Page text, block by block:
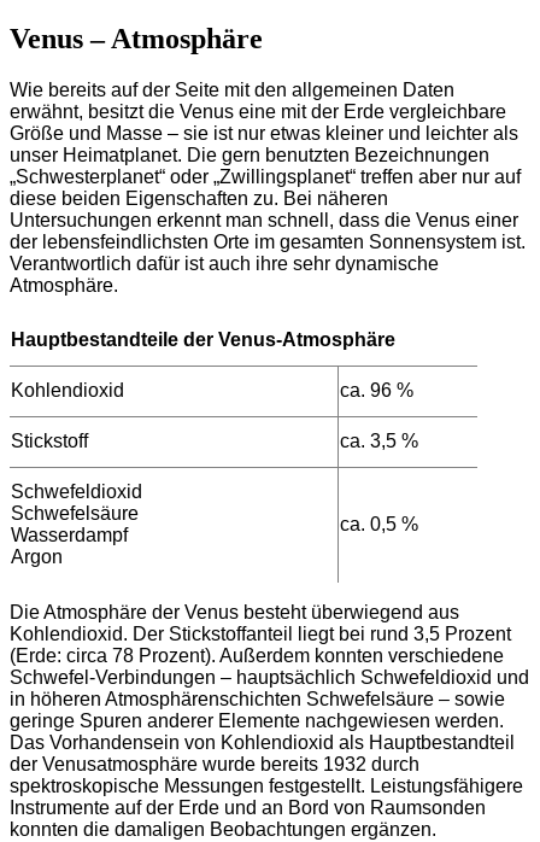
Venus – Atmosphäre
Wie bereits auf der Seite mit den allgemeinen Daten
erwähnt, besitzt die Venus eine mit der Erde vergleichbare
Größe und Masse – sie ist nur etwas kleiner und leichter als
unser Heimatplanet. Die gern benutzten Bezeichnungen
„Schwesterplanet“ oder „Zwillingsplanet“ treffen aber nur auf
diese beiden Eigenschaften zu. Bei näheren
Untersuchungen erkennt man schnell, dass die Venus einer
der lebensfeindlichsten Orte im gesamten Sonnensystem ist.
Verantwortlich dafür ist auch ihre sehr dynamische
Atmosphäre.
Hauptbestandteile der Venus-Atmosphäre
Kohlendioxid ca. 96 %
Stickstoff ca. 3,5 %
Schwefeldioxid
Schwefelsäure
Wasserdampf
Argon
ca. 0,5 %
Die Atmosphäre der Venus besteht überwiegend aus
Kohlendioxid. Der Stickstoffanteil liegt bei rund 3,5 Prozent
(Erde: circa 78 Prozent). Außerdem konnten verschiedene
Schwefel-Verbindungen – hauptsächlich Schwefeldioxid und
in höheren Atmosphärenschichten Schwefelsäure – sowie
geringe Spuren anderer Elemente nachgewiesen werden.
Das Vorhandensein von Kohlendioxid als Hauptbestandteil
der Venusatmosphäre wurde bereits 1932 durch
spektroskopische Messungen festgestellt. Leistungsfähigere
Instrumente auf der Erde und an Bord von Raumsonden
konnten die damaligen Beobachtungen ergänzen.